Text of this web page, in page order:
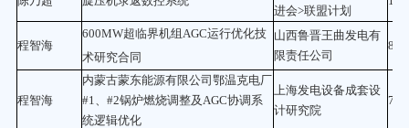
进会>联盟计划
程智海
600MW超临界机组AGC运行优化技
术研究合同
山西鲁晋王曲发电有
限责任公司
83.5
程智海
内蒙古蒙东能源有限公司鄂温克电厂
#1、#2锅炉燃烧调整及AGC协调系
统逻辑优化
上海发电设备成套设
计研究院
75